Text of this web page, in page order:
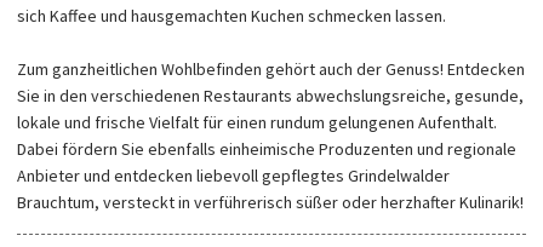
sich Kaffee und hausgemachten Kuchen schmecken lassen.
Zum ganzheitlichen Wohlbefinden gehört auch der Genuss! Entdecken
Sie in den verschiedenen Restaurants abwechslungsreiche, gesunde,
lokale und frische Vielfalt für einen rundum gelungenen Aufenthalt.
Dabei fördern Sie ebenfalls einheimische Produzenten und regionale
Anbieter und entdecken liebevoll gepflegtes Grindelwalder
Brauchtum, versteckt in verführerisch süßer oder herzhafter Kulinarik!